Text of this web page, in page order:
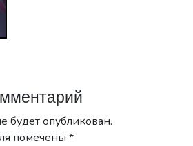
будет опубликован.
помечены *